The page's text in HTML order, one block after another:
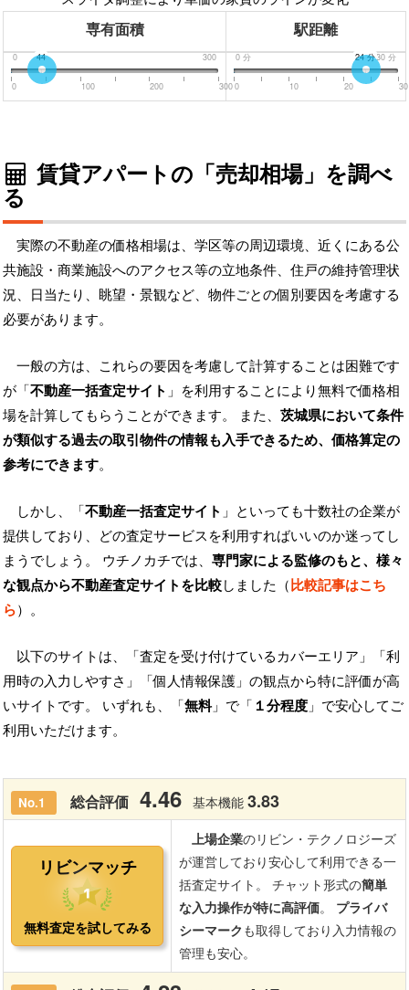
専有面積 駅距離
0 300
44
0 100 200 300
0分 30分
24分
0 10 20 30
賃貸アパートの「売却相場」を調べ
る
実際の不動産の価格相場は、学区等の周辺環境、近くにある公
共施設・商業施設へのアクセス等の立地条件、住戸の維持管理状
況、日当たり、眺望・景観など、物件ごとの個別要因を考慮する
必要があります。
一般の方は、これらの要因を考慮して計算することは困難です
が「不動産一括査定サイト 」を利用することにより無料で価格相
場を計算してもらうことができます。 また、 茨城県において条件
が類似する過去の取引物件の情報も入手できるため、価格算定の
参考にできます。
しかし、「不動産一括査定サイト 」といっても十数社の企業が
提供しており、どの査定サービスを利用すればいいのか迷ってし
まうでしょう。 ウチノカチでは、 専門家による監修のもと、様々
な観点から不動産査定サイトを比較しました（比較記事はこち
ら）。
以下のサイトは、「査定を受け付けているカバーエリア」「利
用時の入力しやすさ」「個人情報保護」の観点から特に評価が高
いサイトです。 いずれも、「無料」で「 １分程度 」で安心してご
利用いただけます。